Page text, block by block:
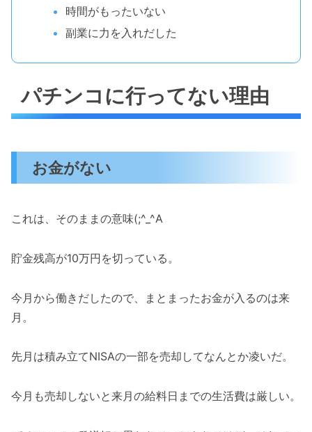
時間がもったいない
副業に力を入れだした
パチンコに行ってない理由
お金がない
これは、そのままの意味(;^_^A
貯金残高が10万円を切っている。
今月から働きだしたので、まとまったお金が入るのは来
月。
先月は積み立てNISAの一部を売却してなんとか凌いだ。
今月も売却しないと来月の給料日までの生活費は厳しい。